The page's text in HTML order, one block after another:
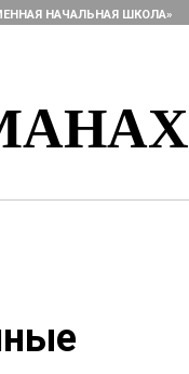
НАЧАЛЬНАЯ ШКОЛА»